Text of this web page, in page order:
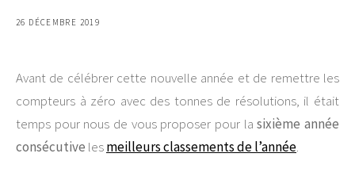
26 DÉCEMBRE 2019
Avant de célébrer cette nouvelle année et de remettre les
compteurs à zéro avec des tonnes de résolutions, il était
temps pour nous de vous proposer pour lasixième année
consécutive lesmeilleurs classements de l’année.